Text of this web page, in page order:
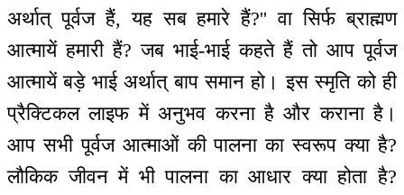
अर्थात् पूर्वज हैं, यह सब हमारे हैं?'' वा सिर्फ ब्राह्मण
आत्मायें हमारी हैं? जब भाई-भाई कहते हैं तो आप पूर्वज
आत्मायें बड़े भाई अर्थात् बाप समान हो। इस स्मृति को ही
प्रैक्टिकल लाइफ में अनुभव करना है और कराना है।
आप सभी पूर्वज आत्माओं की पालना का स्वरूप क्या है?
लौकिक जीवन में भी पालना का आधार क्या होता है?